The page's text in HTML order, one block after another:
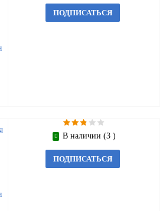
ПОДПИСАТЬСЯ
В наличии (3 )
ПОДПИСАТЬСЯ